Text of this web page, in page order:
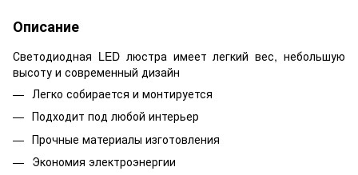
Описание
Светодиодная LED люстра имеет легкий вес, небольшую
высоту и современный дизайн
Легко собирается и монтируется
Подходит под любой интерьер
Прочные материалы изготовления
Экономия электроэнергии